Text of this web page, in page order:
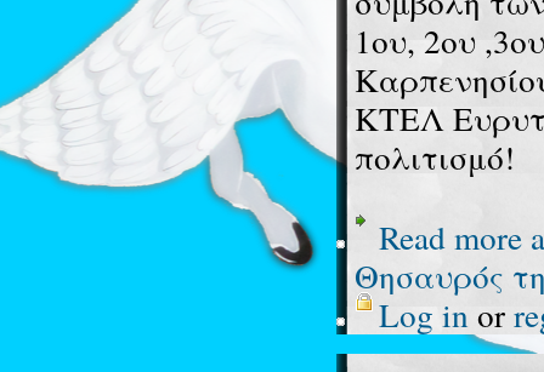
1ου, 2ου
ΚΤΕΛ
πολιτισμό!
Read more
Θησαυρός
Log in or